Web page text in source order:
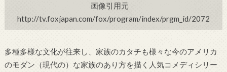
画像引用元
http://tv.foxjapan.com/fox/program/index/prgm_id/2072
多種多様な文化が往来し、家族のカタチも様々な今のアメリカ
のモダン（現代の）な家族のあり方を描く人気コメディシリー